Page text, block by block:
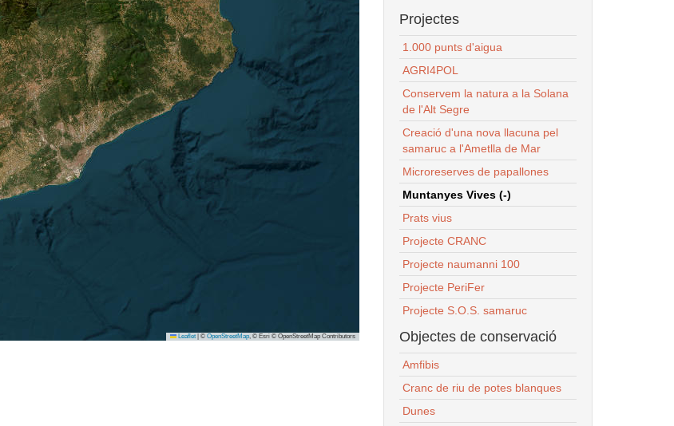
Leaflet © OpenStreetMap, © Esri © OpenStreetMap Contributors
Projectes
1.000 punts d'aigua
AGRI4POL
Conservem la natura a la Solana
de l'Alt Segre
Creació d'una nova llacuna pel
samaruc a l'Ametlla de Mar
Microreserves de papallones
Muntanyes Vives (-)
Prats vius
Projecte CRANC
Projecte naumanni 100
Projecte PeriFer
Projecte S.O.S. samaruc
Objectes de conservació
Amfibis
Cranc de riu de potes blanques
Dunes